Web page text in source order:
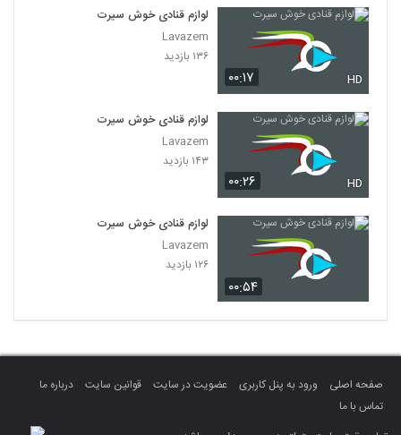
۰۰:۱۷ HD
لوازم قنادی خوش سیرت
Lavazem
۱۳۶ بازدید
۰۰:۲۶ HD
لوازم قنادی خوش سیرت
Lavazem
۱۴۳ بازدید
۰۰:۵۴
لوازم قنادی خوش سیرت
Lavazem
۱۲۶ بازدید
صفحه اصلی ورود به پنل کاربری عضویت در سایت قوانین سایت
درباره ما
تماس با ما